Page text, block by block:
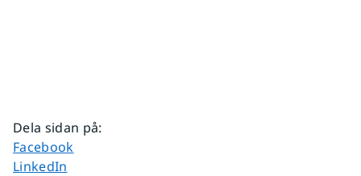
Dela sidan på:
Dela sidan på
Facebook
Dela sidan på
LinkedIn